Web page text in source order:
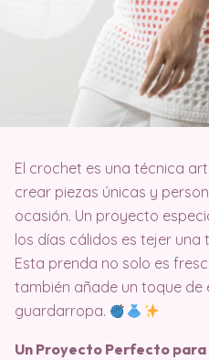
El crochet es una técnica
crear piezas únicas y
ocasión. Un proyecto
los días cálidos es tejer
Esta prenda no solo es
también añade un toque de
guardarropa.
Un Proyecto Perfecto para